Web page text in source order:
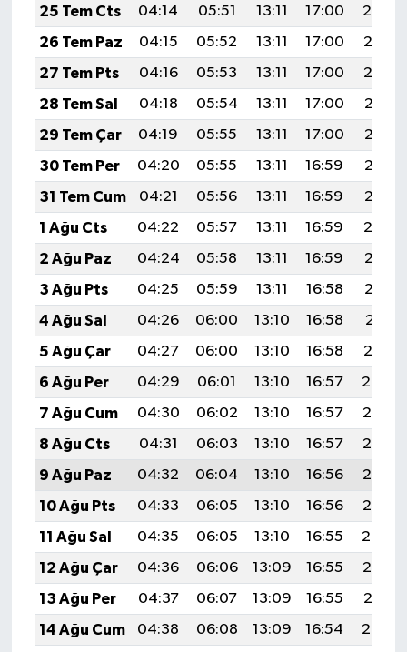
25 Tem Cts
04:14 05:51 13:11 17:00
20:20
26 Tem Paz
04:15 05:52 13:11 17:00
20:19
27 Tem Pts
04:16 05:53 13:11 17:00
20:19
28 Tem Sal
04:18 05:54 13:11 17:00
20:18
29 Tem Çar
04:19 05:55 13:11 17:00
20:17
30 Tem Per
04:20 05:55 13:11 16:59
20:16
31 Tem Cum
04:21 05:56 13:11 16:59
20:15
1 Ağu Cts
04:22 05:57 13:11 16:59
20:14
2 Ağu Paz
04:24 05:58 13:11 16:59
20:13
3 Ağu Pts
04:25 05:59 13:11 16:58
20:12
4 Ağu Sal
04:26 06:00 13:10 16:58
20:11
5 Ağu Çar
04:27 06:00 13:10 16:58
20:10
6 Ağu Per
04:29 06:01 13:10 16:57
20:09
7 Ağu Cum
04:30 06:02 13:10 16:57
20:08
8 Ağu Cts
04:31 06:03 13:10 16:57
20:07
9 Ağu Paz
04:32 06:04 13:10 16:56
20:06
10 Ağu Pts
04:33 06:05 13:10 16:56
20:05
11 Ağu Sal
04:35 06:05 13:10 16:55
20:04
12 Ağu Çar
04:36 06:06 13:09 16:55
20:03
13 Ağu Per
04:37 06:07 13:09 16:55
20:01
14 Ağu Cum
04:38 06:08 13:09 16:54
20:00